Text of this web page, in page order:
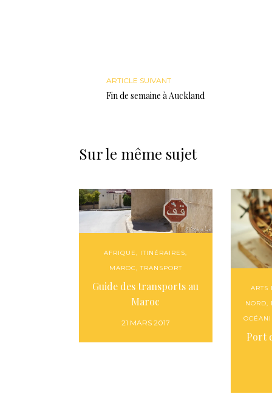
ARTICLE SUIVANT
Fin de semaine à Auckland
Sur le même sujet
AFRIQUE, ITINÉRAIRES,
MAROC,TRANSPORT
Guide des transports au
Maroc
21 MARS 2017
ARTS
NORD,
Port